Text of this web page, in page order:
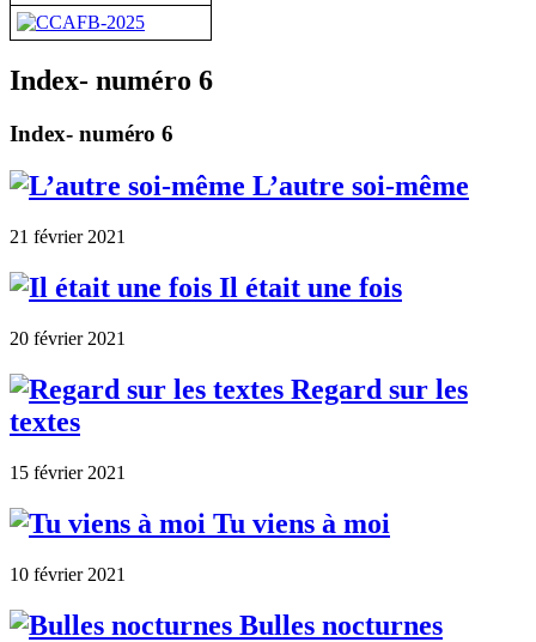
Index- numéro 6
Index- numéro 6
L’autre soi-même
21 février 2021
Il était une fois
20 février 2021
Regard sur les
textes
15 février 2021
Tu viens à moi
10 février 2021
Bulles nocturnes